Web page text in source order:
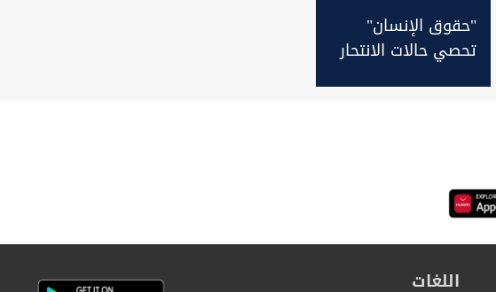
"حقوق الإنسان"
تحصي حالات الانتحار
اللغات